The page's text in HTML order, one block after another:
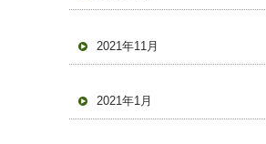
2021年11月
2021年1月